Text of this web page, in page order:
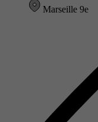
Marseille 9e